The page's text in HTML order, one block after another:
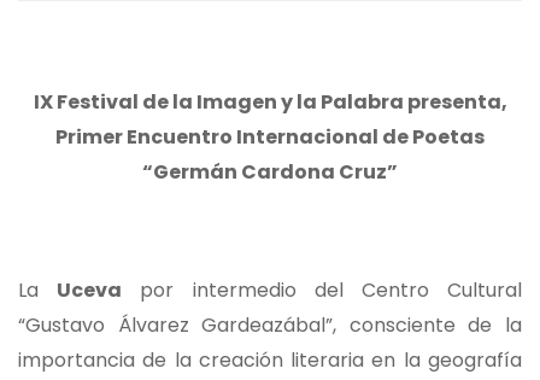
IX Festival de la Imagen y la Palabra presenta,
Primer Encuentro Internacional de Poetas
“Germán Cardona Cruz”
La Uceva por intermedio del Centro Cultural
“Gustavo Álvarez Gardeazábal”, consciente de la
importancia de la creación literaria en la geografía